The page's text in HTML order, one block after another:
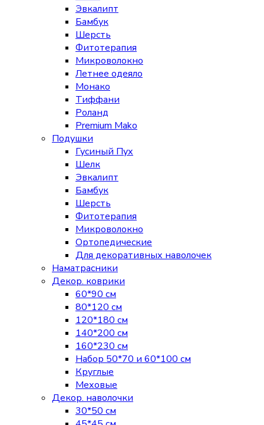
Эвкалипт
Бамбук
Шерсть
Фитотерапия
Микроволокно
Летнее одеяло
Монако
Тиффани
Роланд
Premium Mako
Подушки
Гусиный Пух
Шелк
Эвкалипт
Бамбук
Шерсть
Фитотерапия
Микроволокно
Ортопедические
Для декоративных наволочек
Наматрасники
Декор. коврики
60*90 см
80*120 см
120*180 см
140*200 см
160*230 см
Набор 50*70 и 60*100 см
Круглые
Меховые
Декор. наволочки
30*50 см